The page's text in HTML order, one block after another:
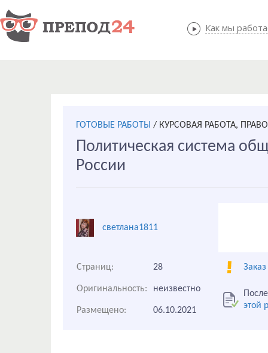
Как мы
Как мы
ГОТОВЫЕ РАБОТЫ / КУРСОВАЯ РАБОТА,
Политическая система
России
светлана1811
Страниц: 28
Оригинальность: неизвестно
этой
Размещено: 06.10.2021